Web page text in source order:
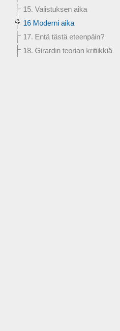
15. Valistuksen aika
16 Moderni aika
17. Entä tästä eteenpäin?
18. Girardin teorian kritiikkiä